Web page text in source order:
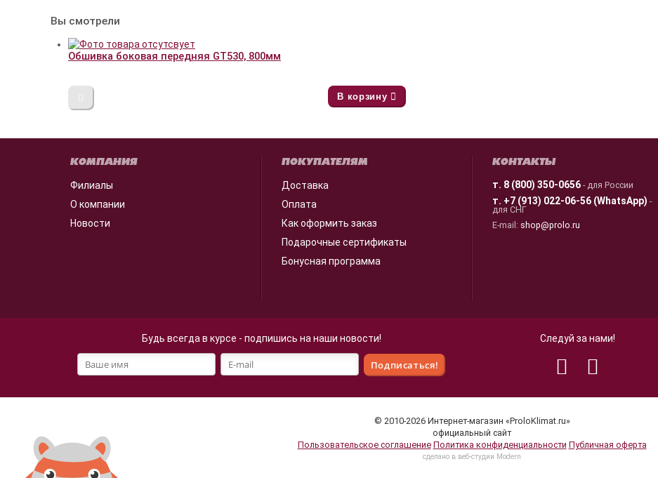
Вы смотрели
Обшивка боковая передняя GT530, 800мм
В корзину
КОМПАНИЯ
Филиалы
О компании
Новости
ПОКУПАТЕЛЯМ
Доставка
Оплата
Как оформить заказ
Подарочные сертификаты
Бонусная программа
КОНТАКТЫ
т. 8 (800) 350-0656 - для России
т. +7 (913) 022-06-56 (WhatsApp) -
для СНГ
E-mail: shop@prolo.ru
Будь всегда в курсе - подпишись на наши новости! Следуй за нами!
© 2010-2026 Интернет-магазин «ProloKlimat.ru»
официальный сайт
Пользовательское соглашение Политика конфиденциальности Публичная оферта
cделано в веб-студии Modern
Мы используем файлы cookie для улучшения взаимодействия с пользователями и обслуживания.
Продолжая просмотр страниц нашего сайта, вы принимаете условияПолитики в отношении обработки